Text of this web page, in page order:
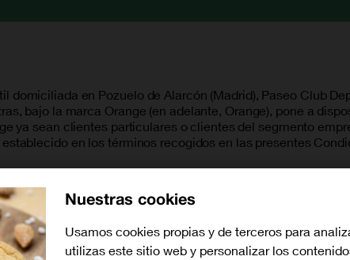
domiciliada en Pozuelo de Alarcón (Madrid), Paseo Club
bajo la marca Orange (en adelante, Orange), pone a
ya sean clientes particulares o clientes del segmento
en los términos recogidos en las presentes
en que el Cliente contrate el Servicio de Ciber
del mismo. Para contratar el Servicio, el
en las presentes Condiciones del Servicio, las Partes
o el Acuerdo Marco o Contrato de prestación de servicios
sobre las CG.
Nuestras cookies
Usamos cookies propias y de terceros para
utilizas este sitio web y personalizar los